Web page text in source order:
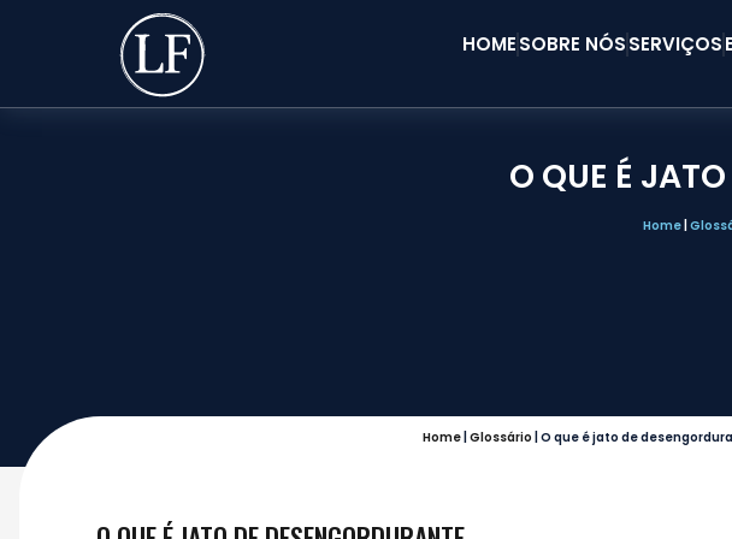
HOMESOBRE NÓSSERVIÇOS
O QUE É
Home|
Home| Glossário O que é jato de